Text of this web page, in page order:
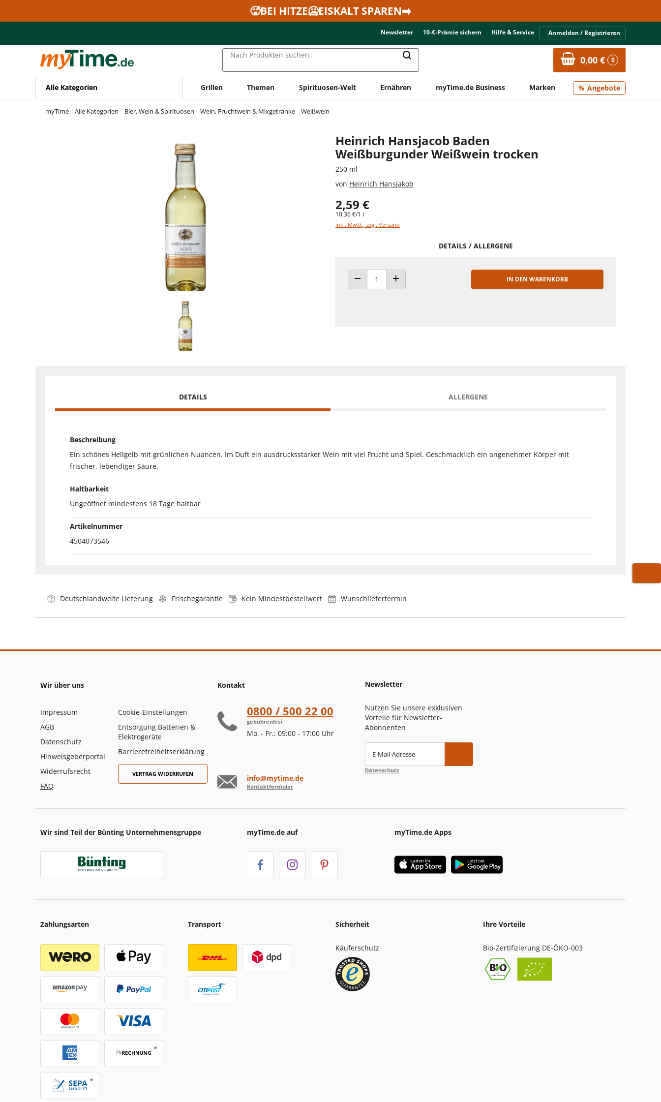
Zur Navigation springen
🥵BEI HITZE🥶EISKALT SPAREN➡️
Newsletter 10-€-Prämie sichern Hilfe & Service Anmelden / Registrieren
Nach Produkten suchen 0,00 € 0
Alle Kategorien Grillen Themen Spirituosen-Welt Ernähren myTime.de Business Marken Angebote
myTime Alle Kategorien Bier, Wein & Spirituosen Wein, Fruchtwein & Mixgetränke Weißwein
Heinrich Hansjacob Baden
Weißburgunder Weißwein trocken
250 ml
von Heinrich Hansjakob
2,59 €
10,36 €/1 l
inkl. MwSt., zzgl. Versand
DETAILS / ALLERGENE
ANZAHL VERRINGERNANZAHL ERHÖHEN
IN DEN WARENKORB
DETAILS ALLERGENE
Beschreibung
Ein schönes Hellgelb mit grünlichen Nuancen. Im Duft ein ausdrucksstarker Wein mit viel Frucht und Spiel. Geschmacklich ein angenehmer Körper mit
frischer, lebendiger Säure.
Haltbarkeit
Ungeöffnet mindestens 18 Tage haltbar
Artikelnummer
4504073546
Deutschlandweite Lieferung Frischegarantie Kein Mindestbestellwert Wunschliefertermin
Wir über uns
Impressum
AGB
Datenschutz
Hinweisgeberportal
Widerrufsrecht
FAQ
Cookie-Einstellungen
Entsorgung Batterien &
Elektrogeräte
Barrierefreiheitserklärung
VERTRAG WIDERRUFEN
Kontakt
0800 / 500 22 00
gebührenfrei
Mo. - Fr.: 09:00 - 17:00 Uhr
info@mytime.de
Kontaktformular
Newsletter
Nutzen Sie unsere exklusiven
Vorteile für Newsletter-
Abonnenten
E-Mail-Adresse
Datenschutz
Wir sind Teil der Bünting Unternehmensgruppe myTime.de auf myTime.de Apps
Zahlungsarten Transport Sicherheit
Käuferschutz
Ihre Vorteile
Bio-Zertifizierung DE-ÖKO-003